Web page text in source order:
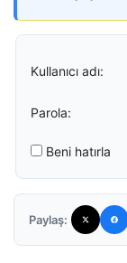
Kullanıcı adı:
Parola:
Beni hatırla
Paylaş: